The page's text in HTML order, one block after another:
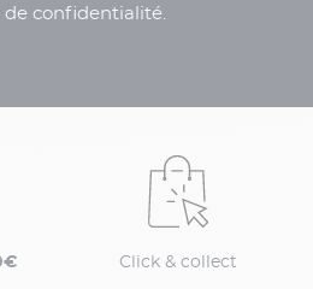
confidentialité.
Click & collect